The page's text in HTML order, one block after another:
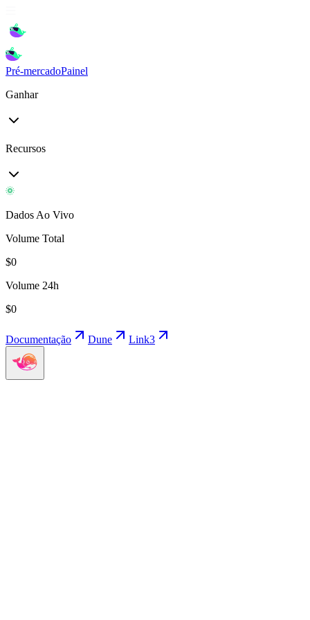
Pré-mercadoPainel
Ganhar
Recursos
Dados Ao Vivo
Volume Total
$0
Volume 24h
$0
Documentação Dune Link3